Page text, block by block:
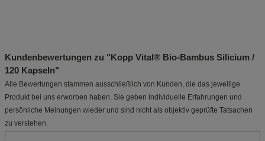
Kundenbewertungen zu "Kopp Vital® Bio-Bambus Silicium /
120 Kapseln"
Alle Bewertungen stammen ausschließlich von Kunden, die das jeweilige
Produkt bei uns erworben haben. Sie geben individuelle Erfahrungen und
persönliche Meinungen wieder und sind nicht als objektiv geprüfte Tatsachen
zu verstehen.